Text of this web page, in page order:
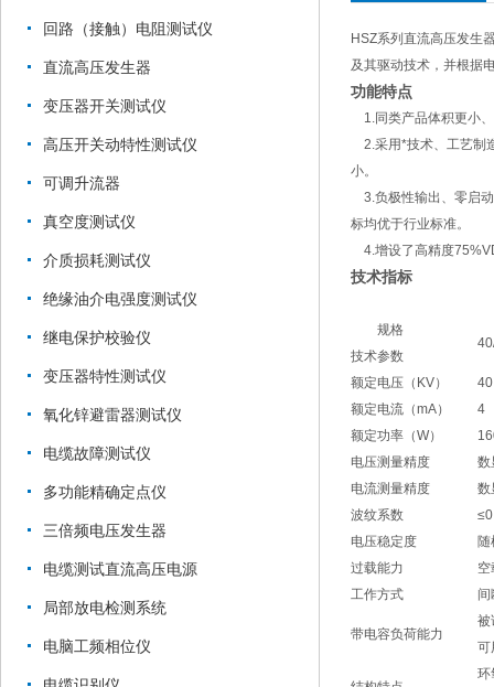
回路（接触）电阻测试仪
直流高压发生器
变压器开关测试仪
高压开关动特性测试仪
可调升流器
真空度测试仪
介质损耗测试仪
绝缘油介电强度测试仪
继电保护校验仪
变压器特性测试仪
氧化锌避雷器测试仪
电缆故障测试仪
多功能精确定点仪
三倍频电压发生器
电缆测试直流高压电源
局部放电检测系统
电脑工频相位仪
HSZ系列直流高压发生
及其驱动技术，并根据
功能特点
1.同类产品体积更小
2.采用*技术、工艺制
小。
3.负极性输出、零启
标均优于行业标准。
4.增设了高精度
技术指标
规格
技术参数
额定电压（KV）
40
额定电流（mA）
4
额定功率（W）
电压测量精度
数
电流测量精度
数
波纹系数
电压稳定度
过载能力
工作方式
带电容负荷能力
被
可
环